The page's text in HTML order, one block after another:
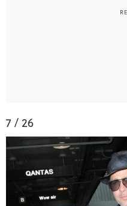
7 / 26